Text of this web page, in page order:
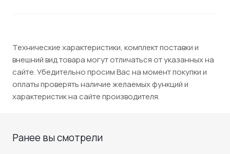
Технические характеристики, комплект поставки и
внешний вид товара могут отличаться от указанных на
сайте. Убедительно просим Вас на момент покупки и
оплаты проверять наличие желаемых функций и
характеристик на сайте производителя.
Ранее вы смотрели